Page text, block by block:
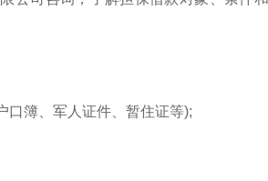
口簿、军人证件、暂住证等);